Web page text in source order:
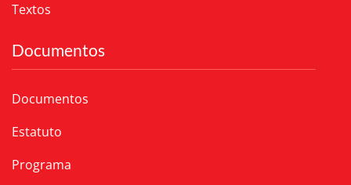
Textos
Documentos
Documentos
Estatuto
Programa